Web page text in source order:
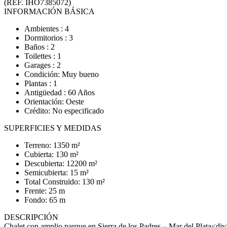
(REF. IHO7385072)
INFORMACIÓN BÁSICA
Ambientes : 4
Dormitorios : 3
Baños : 2
Toilettes : 1
Garages : 2
Condición: Muy bueno
Plantas : 1
Antigüedad : 60 Años
Orientación: Oeste
Crédito: No especificado
SUPERFICIES Y MEDIDAS
Terreno: 1350 m²
Cubierta: 130 m²
Descubierta: 12200 m²
Semicubierta: 15 m²
Total Construido: 130 m²
Frente: 25 m
Fondo: 65 m
DESCRIPCIÓN